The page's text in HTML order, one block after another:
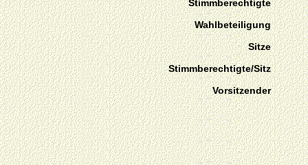
Stimmberechtigte
Wahlbeteiligung
Sitze
Stimmberechtigte/Sitz
Vorsitzender